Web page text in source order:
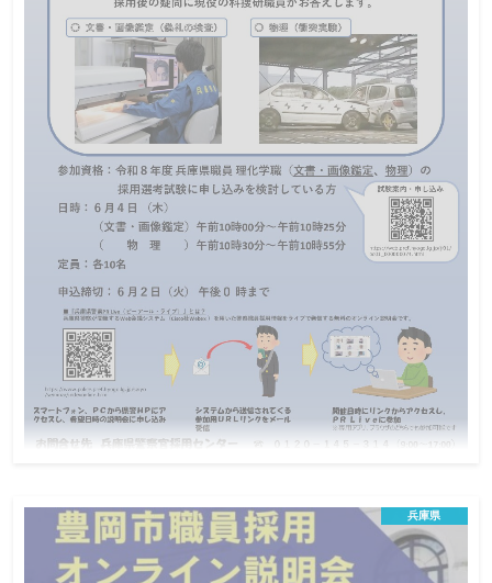
定員 ー
令和8年6月1日(月)～6月30日(火)まで
令和８年度香美町職員採用候補者試験（第２回）を実施するにあ
たり、受験希望者などを対象に、採用試験の概要説明や職場の見
学などを行い、香美町役場で働くことをの理解を深めてもらうた
め、採用説明会（職場見学会）を開催します。
(オンライン)
オンライン説明会 地方公務員
兵庫県